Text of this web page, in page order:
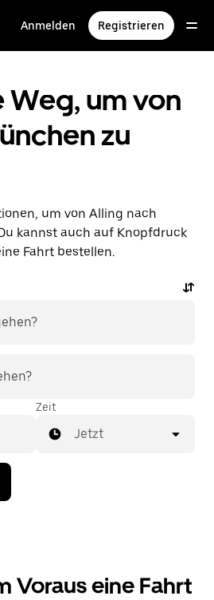
Anmelden Registrieren
Weg, um von
zu
um von Alling nach
kannst auch auf Knopfdruck
Fahrt bestellen.
Zeit
Jetzt
Voraus eine Fahrt